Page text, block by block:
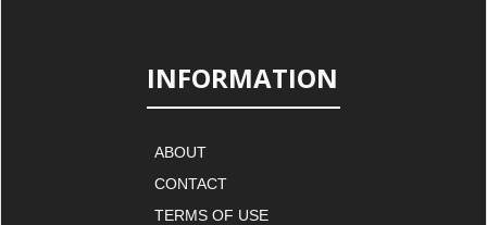
INFORMATION
ABOUT
CONTACT
TERMS OF USE